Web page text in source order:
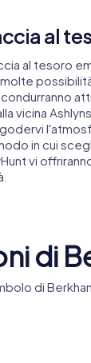
al
al tesoro
vicina
in cui
vi
di
di